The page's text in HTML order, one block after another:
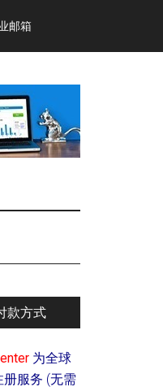
邮箱
款方式
为全球
服务 (无需